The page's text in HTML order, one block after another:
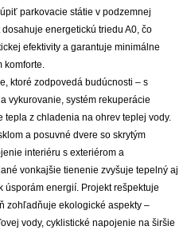
parkovacie státie v podzemnej
energetickú triedu A0, čo
efektivity a garantuje minimálne
komforte.
ktoré zodpovedá budúcnosti – s
vykurovanie, systém rekuperácie
z chladenia na ohrev teplej vody.
a posuvné dvere so skrytým
interiéru s exteriérom a
vonkajšie tienenie zvyšuje tepelný aj
úsporám energií. Projekt rešpektuje
zohľadňuje ekologické aspekty –
vody, cyklistické napojenie na širšie